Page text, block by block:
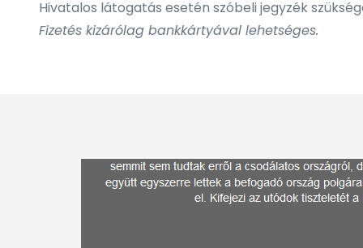
Hivatalos látogatás esetén szóbeli jegyzék
Fizetés kizárólag bankkártyával lehetséges.